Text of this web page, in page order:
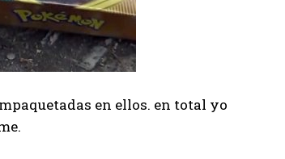
en ellos. en total yo